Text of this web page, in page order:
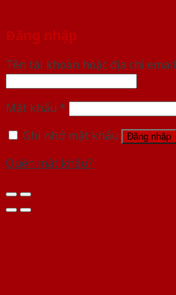
Đăng nhập
Tên tài khoản hoặc địa chỉ email
Mật khẩu *
Ghi nhớ mật khẩu
Đăng nhập
Quên mật khẩu?